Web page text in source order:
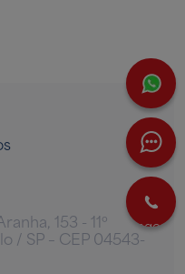
agora
153 - 11º
/ SP – CEP 04543-